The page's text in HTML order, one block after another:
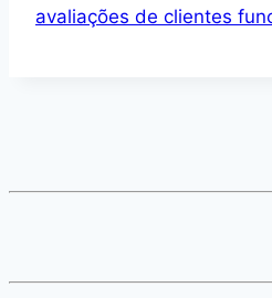
avaliações de clientes